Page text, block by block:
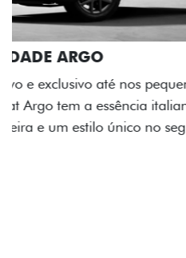
ACABAMENTO E
A flag italiana e o novo
no interior do carro, que
impecável e detalhes